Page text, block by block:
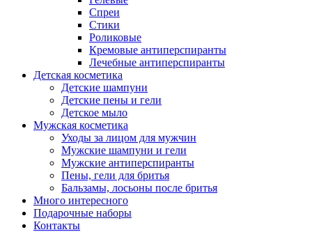
Спреи
Стики
Роликовые
Кремовые антиперспиранты
Лечебные антиперспиранты
Детская косметика
Детские шампуни
Детские пены и гели
Детское мыло
Мужская косметика
Уходы за лицом для мужчин
Мужские шампуни и гели
Мужские антиперспиранты
Пены, гели для бритья
Бальзамы, лосьоны после бритья
Много интересного
Подарочные наборы
Контакты